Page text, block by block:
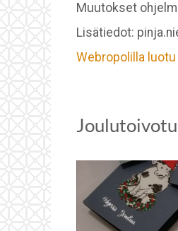
Muutokset
Lisätiedot:
Webropolilla